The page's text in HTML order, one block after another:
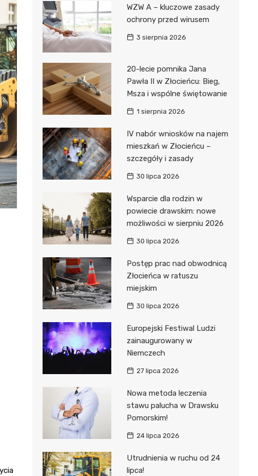
WZW A – kluczowe zasady
ochrony przed wirusem
3 sierpnia 2026
20-lecie pomnika Jana
Pawła II w Złocieńcu: Bieg,
Msza i wspólne świętowanie
1 sierpnia 2026
IV nabór wniosków na najem
mieszkań w Złocieńcu –
szczegóły i zasady
30 lipca 2026
Wsparcie dla rodzin w
powiecie drawskim: nowe
możliwości w sierpniu 2026
30 lipca 2026
Postęp prac nad obwodnicą
Złocieńca w ratuszu
miejskim
30 lipca 2026
Europejski Festiwal Ludzi
zainaugurowany w
Niemczech
27 lipca 2026
Nowa metoda leczenia
stawu palucha w Drawsku
Pomorskim!
24 lipca 2026
Utrudnienia w ruchu od 24
lipca!